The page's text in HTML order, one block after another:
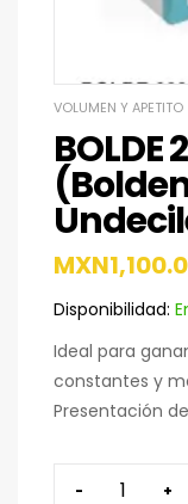
VOLUMEN Y APETITO
BOLDE
MXN
Disponibilidad:
Ideal para
constantes y
Presentación
- +